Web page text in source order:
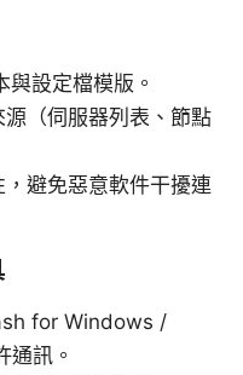
設定檔模版。
（伺服器列表、節點
避免惡意軟件干擾連
for Windows /
通訊。